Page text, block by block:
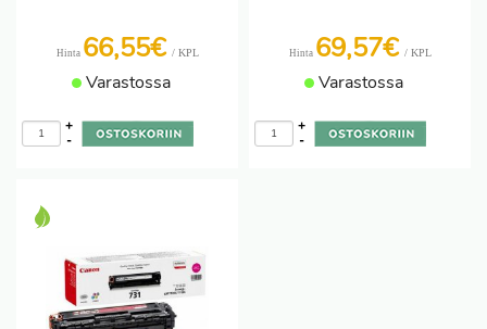
Hinta 66,55€ / KPL
Varastossa
-
+
Hinta 69,57€ / KPL
Varastossa
-
+